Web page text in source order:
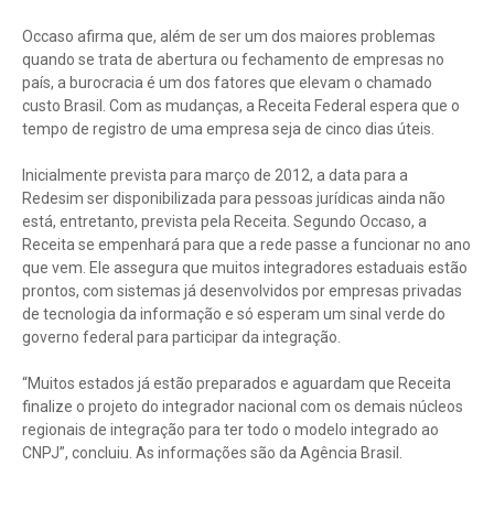
Occaso afirma que, além de ser um dos maiores problemas
quando se trata de abertura ou fechamento de empresas no
país, a burocracia é um dos fatores que elevam o chamado
custo Brasil. Com as mudanças, a Receita Federal espera que o
tempo de registro de uma empresa seja de cinco dias úteis.
Inicialmente prevista para março de 2012, a data para a
Redesim ser disponibilizada para pessoas jurídicas ainda não
está, entretanto, prevista pela Receita. Segundo Occaso, a
Receita se empenhará para que a rede passe a funcionar no ano
que vem. Ele assegura que muitos integradores estaduais estão
prontos, com sistemas já desenvolvidos por empresas privadas
de tecnologia da informação e só esperam um sinal verde do
governo federal para participar da integração.
“Muitos estados já estão preparados e aguardam que Receita
finalize o projeto do integrador nacional com os demais núcleos
regionais de integração para ter todo o modelo integrado ao
CNPJ”, concluiu. As informações são da Agência Brasil.